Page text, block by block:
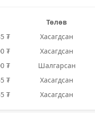
Төлөв
₮
Хасагдсан
₮
Хасагдсан
₮
Шалгарсан
₮
Хасагдсан
₮ Хасагдсан